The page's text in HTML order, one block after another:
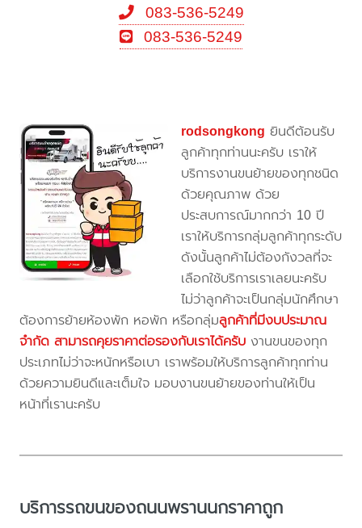
083-536-5249
083-536-5249
rodsongkong ยินดีต้อนรับ
ลูกค้าทุกท่านนะครับ เราให้
บริการงานขนย้ายของทุกชนิด
ด้วยคุณภาพ ด้วย
ประสบการณ์มากกว่า 10 ปี
เราให้บริการกลุ่มลูกค้าทุกระดับ
ดังนั้นลูกค้าไม่ต้องกังวลที่จะ
เลือกใช้บริการเราเลยนะครับ
ไม่ว่าลูกค้าจะเป็นกลุ่มนักศึกษา
ต้องการย้ายห้องพัก หอพัก หรือกลุ่มลูกค้าที่มีงบประมาณ
จำกัด สามารถคุยราคาต่อรองกับเราได้ครับ งานขนของทุก
ประเภทไม่ว่าจะหนักหรือเบา เราพร้อมให้บริการลูกค้าทุกท่าน
ด้วยความยินดีและเต็มใจ มอบงานขนย้ายของท่านให้เป็น
หน้าที่เรานะครับ
บริการรถขนของถนนพรานนกราคาถูก